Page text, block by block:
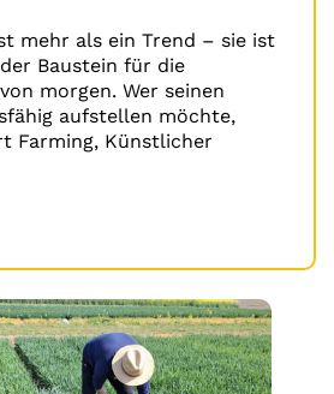
mehr als ein Trend – sie ist
Baustein für die
morgen. Wer seinen
aufstellen möchte,
Farming, Künstlicher